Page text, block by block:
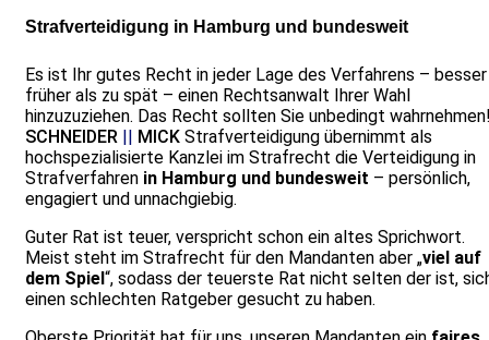
Strafverteidigung in Hamburg und bundesweit
Es ist Ihr gutes Recht in jeder Lage des Verfahrens – besser
früher als zu spät – einen Rechtsanwalt Ihrer Wahl
hinzuzuziehen. Das Recht sollten Sie unbedingt
SCHNEIDER || MICK Strafverteidigung übernimmt als
hochspezialisierte Kanzlei im Strafrecht die Verteidigung in
Strafverfahren in Hamburg und bundesweit – persönlich,
engagiert und unnachgiebig.
Guter Rat ist teuer, verspricht schon ein altes Sprichwort.
Meist steht im Strafrecht für den Mandanten aber „viel auf
dem Spiel“, sodass der teuerste Rat nicht selten der ist,
einen schlechten Ratgeber gesucht zu haben.